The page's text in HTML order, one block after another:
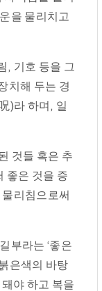
을 물리치고
, 기호 등을 그
치해 두는 경
)라 하며, 일
것들 혹은 추
좋은 것을 증
리침으로써
부라는 ‘좋은
은색의 바탕
야 하고 복을